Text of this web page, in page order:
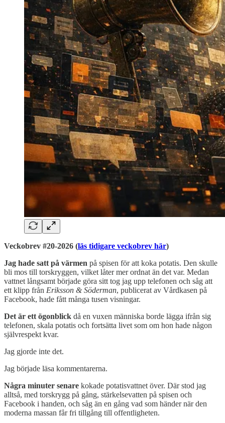
Veckobrev #20-2026 (läs tidigare veckobrev här)
Jag hade satt på värmen på spisen för att koka potatis. Den skulle
bli mos till torskryggen, vilket låter mer ordnat än det var. Medan
vattnet långsamt började göra sitt tog jag upp telefonen och såg att
ett klipp från Eriksson & Söderman, publicerat av Vårdkasen på
Facebook, hade fått många tusen visningar.
Det är ett ögonblick då en vuxen människa borde lägga ifrån sig
telefonen, skala potatis och fortsätta livet som om hon hade någon
självrespekt kvar.
Jag gjorde inte det.
Jag började läsa kommentarerna.
Några minuter senare kokade potatisvattnet över. Där stod jag
alltså, med torskrygg på gång, stärkelsevatten på spisen och
Facebook i handen, och såg än en gång vad som händer när den
moderna massan får fri tillgång till offentligheten.